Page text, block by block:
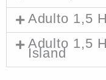
Adulto 1,5
Adulto 1,5
Island